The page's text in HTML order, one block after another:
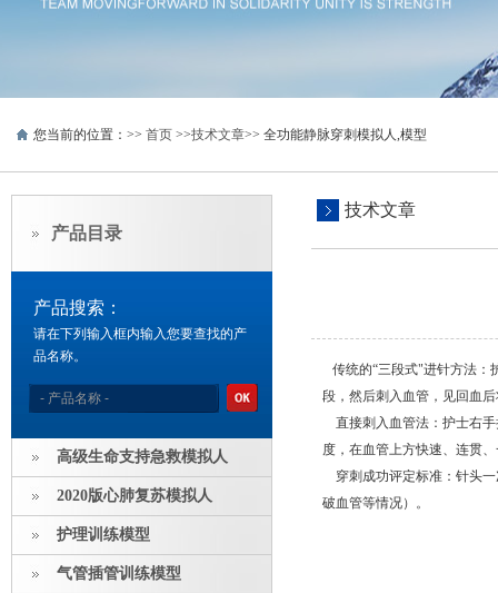
您当前的位置：>> 首页 >>技术文章>> 全功能静脉穿刺模拟人,模型
产品目录
产品搜索：
请在下列输入框内输入您要查找的产
品名称。
高级生命支持急救模拟人
2020版心肺复苏模拟人
护理训练模型
气管插管训练模型
技术文章
传统的“三段式"进针方法：
段，然后刺入血管，见回血
直接刺入血管法：护士右手
度，在血管上方快速、连贯
穿刺成功评定标准：针头一
破血管等情况）。